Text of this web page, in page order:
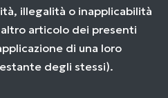
illegalità o inapplicabilità
articolo dei presenti
di una loro
degli stessi).